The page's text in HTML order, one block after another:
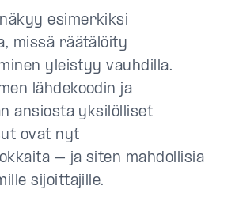
esimerkiksi
missä räätälöity
yleistyy vauhdilla.
lähdekoodin ja
ansiosta yksilölliset
ovat nyt
– ja siten mahdollisia
sijoittajille.